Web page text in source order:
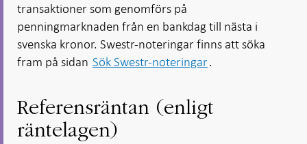
transaktioner som genomförs på
penningmarknaden från en bankdag till nästa i
svenska kronor. Swestr-noteringar finns att söka
fram på sidan Sök Swestr-noteringar.
Referensräntan (enligt
räntelagen)